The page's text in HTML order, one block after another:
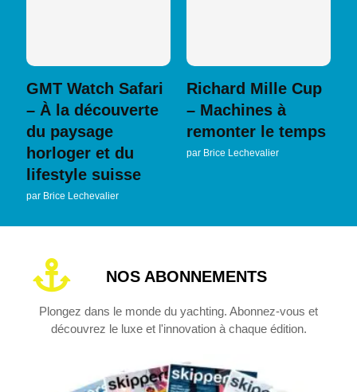
GMT Watch Safari
– À la découverte
du paysage
horloger et du
lifestyle suisse
par Brice Lechevalier
Richard Mille Cup
– Machines à
remonter le temps
par Brice Lechevalier
NOS ABONNEMENTS
Plongez dans le monde du yachting. Abonnez-vous et
découvrez le luxe et l'innovation à chaque édition.